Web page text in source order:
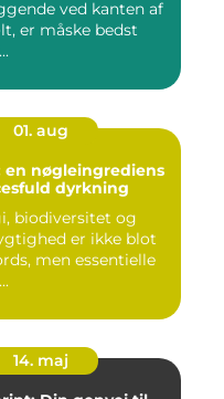
ved kanten af
er måske bedst
01. aug
en nøgleingrediens
dyrkning
biodiversitet og
er ikke blot
men essentielle
14. maj